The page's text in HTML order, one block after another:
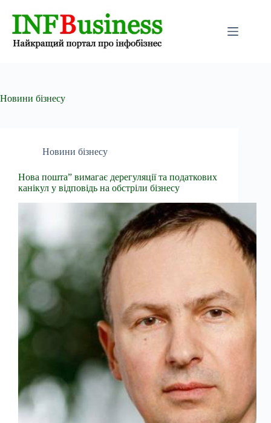
Новини бізнесу
Новини бізнесу
Нова пошта” вимагає дерегуляції та податкових
канікул у відповідь на обстріли бізнесу